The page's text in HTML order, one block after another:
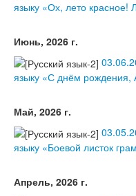
языку «Ох, лето
Июнь, 2026 г.
языку «С днём рождения,
Май, 2026 г.
языку «Боевой листок
Апрель, 2026 г.